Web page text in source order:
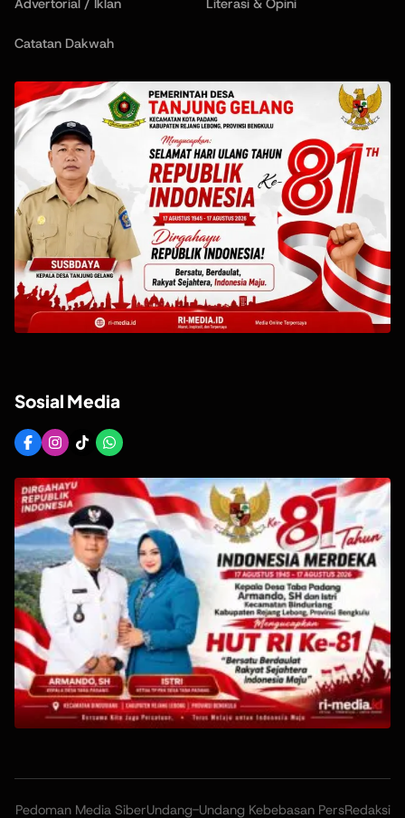
Advertorial / Iklan Literasi & Opini
Catatan Dakwah
Sosial Media
Pedoman Media SiberUndang-Undang Kebebasan PersRedaksi